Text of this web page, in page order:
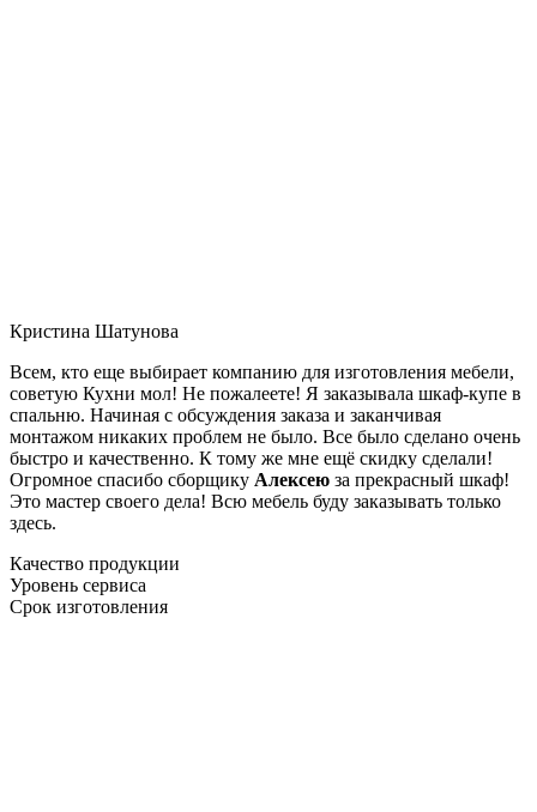
Кристина Шатунова
Всем, кто еще выбирает компанию для изготовления мебели,
советую Кухни мол! Не пожалеете! Я заказывала шкаф-купе в
спальню. Начиная с обсуждения заказа и заканчивая
монтажом никаких проблем не было. Все было сделано очень
быстро и качественно. К тому же мне ещё скидку сделали!
Огромное спасибо сборщику Алексею за прекрасный шкаф!
Это мастер своего дела! Всю мебель буду заказывать только
здесь.
Качество продукции
Уровень сервиса
Срок изготовления